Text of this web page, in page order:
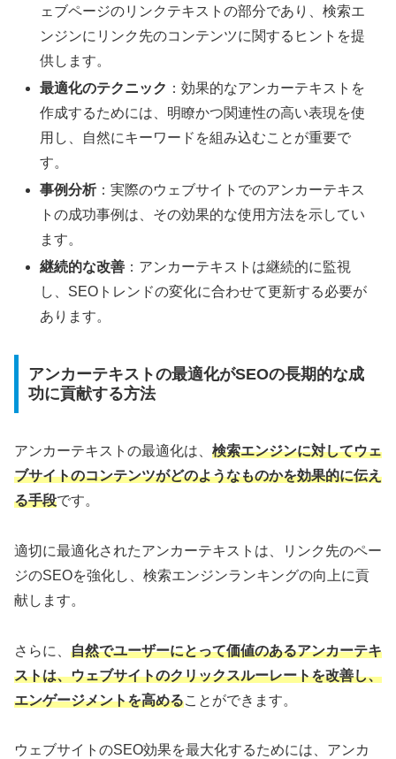
ェブページのリンクテキストの部分であり、検索エ
ンジンにリンク先のコンテンツに関するヒントを提
供します。
最適化のテクニック ：効果的なアンカーテキストを
作成するためには、明瞭かつ関連性の高い表現を使
用し、自然にキーワードを組み込むことが重要で
す。
事例分析：実際のウェブサイトでのアンカーテキス
トの成功事例は、その効果的な使用方法を示してい
ます。
継続的な改善 ：アンカーテキストは継続的に監視
し、SEOトレンドの変化に合わせて更新する必要が
あります。
アンカーテキストの最適化がSEOの長期的な成
功に貢献する方法
アンカーテキストの最適化は、 検索エンジンに対してウェ
ブサイトのコンテンツがどのようなものかを効果的に伝え
る手段です。
適切に最適化されたアンカーテキストは、リンク先のペー
ジのSEOを強化し、検索エンジンランキングの向上に貢
献します。
さらに、 自然でユーザーにとって価値のあるアンカーテキ
ストは、ウェブサイトのクリックスルーレートを改善し、
エンゲージメントを高めることができます。
ウェブサイトのSEO効果を最大化するためには、アンカ